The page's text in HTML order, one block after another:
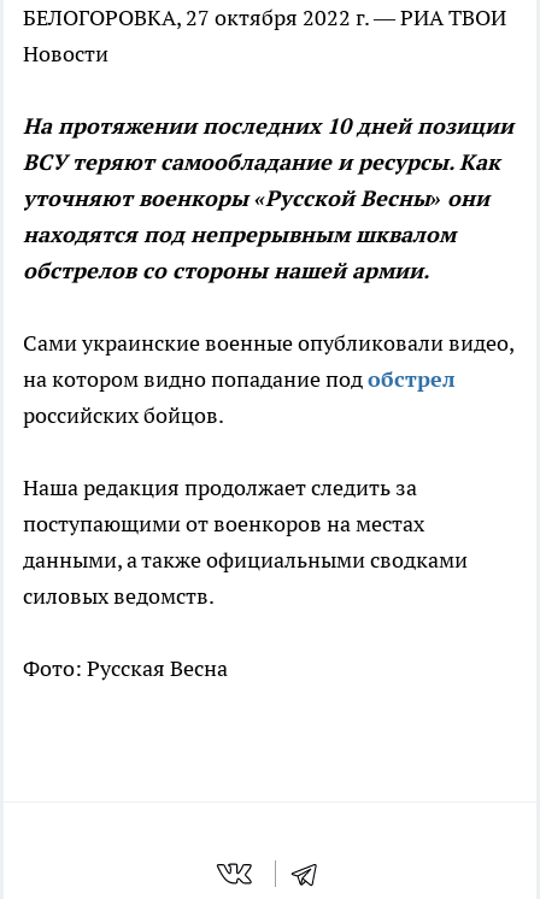
БЕЛОГОРОВКА, 27 октября 2022 г. — РИА ТВОИ
Новости
На протяжении последних 10 дней позиции
ВСУ теряют самообладание и ресурсы. Как
уточняют военкоры «Русской Весны» они
находятся под непрерывным шквалом
обстрелов со стороны нашей армии.
Сами украинские военные опубликовали видео,
на котором видно попадание подобстрел
российских бойцов.
Наша редакция продолжает следить за
поступающими от военкоров на местах
данными, а также официальными сводками
силовых ведомств.
Фото: Русская Весна